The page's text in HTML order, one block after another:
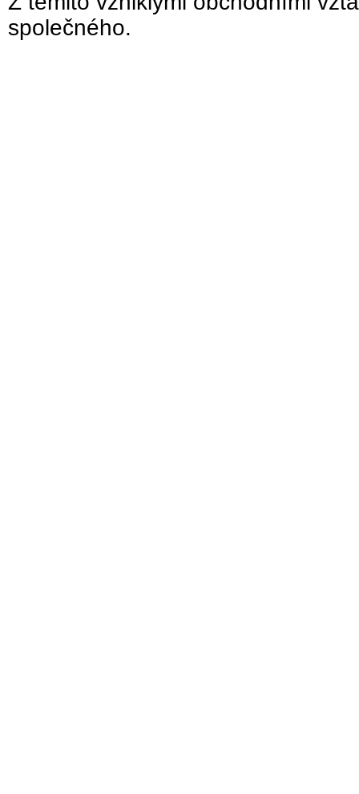
společného.